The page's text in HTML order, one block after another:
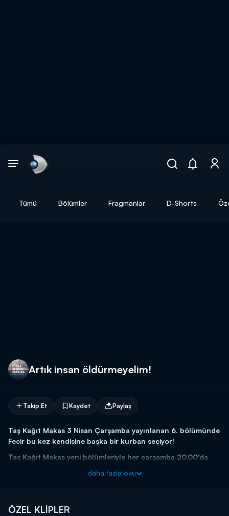
Tümü Bölümler Fragmanlar D-Shorts
Artık insan öldürmeyelim!
Takip Et Kaydet Paylaş
Taş Kağıt Makas 3 Nisan Çarşamba yayınlanan 6. bölümünde
Fecir bu kez kendisine başka bir kurban seçiyor!
Taş Kağıt Makas yeni bölümleriyle her çarşamba 20.00'da
daha fazla oku
ÖZEL KLİPLER